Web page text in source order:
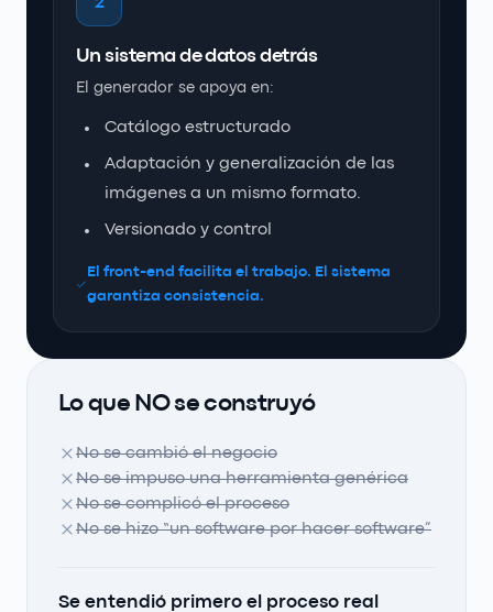
Un sistema de datos detrás
El generador se apoya en:
Catálogo estructurado
Adaptación y generalización de las
imágenes a un mismo formato.
Versionado y control
El front-end facilita el trabajo. El sistema
garantiza consistencia.
Lo que NO se construyó
No se cambió el negocio
No se impuso una herramienta genérica
No se complicó el proceso
No se hizo “un software por hacer software”
Se entendió primero el proceso real